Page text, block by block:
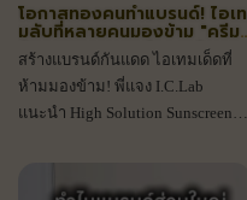
โอกาสทองคนทำแบรนด์! ไอเท
มลับที่หลายคนมองข้าม "ครีม
กันแดด" 2 in 1 บำรุงพร้อม
ปกป้อง
สร้างแบรนด์กันแดด ไอเทมเด็ดที่
ห้ามมองข้าม! พี่แจง I.C.Lab
แนะนำ High Solution Sunscreen
กันแสงสีฟ้า ทักเลย!